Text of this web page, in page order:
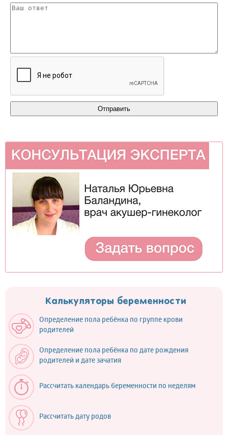
Калькуляторы беременности
Определение пола ребёнка по группе крови
родителей
Определение пола ребёнка по дате рождения
родителей и дате зачатия
Рассчитать календарь беременности по неделям
Рассчитать дату родов